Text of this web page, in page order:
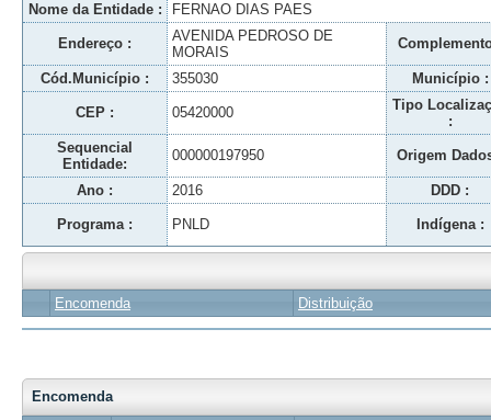
Nome da Entidade :
FERNAO DIAS PAES
Endereço :
AVENIDA PEDROSO DE
MORAIS
Cód.Município : 355030 Município :
CEP : 05420000
Tipo
:
Sequencial
Entidade:
000000197950 Origem
Ano : 2016 DDD :
Programa : PNLD Indígena :
Encomenda Distribuição
Encomenda